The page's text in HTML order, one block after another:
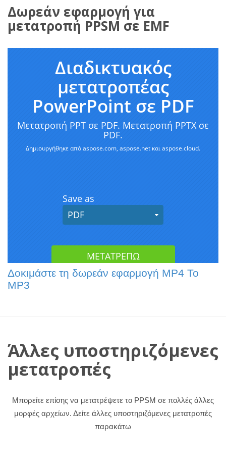
Δωρεάν εφαρμογή για
μετατροπή PPSM σε EMF
Δοκιμάστε τη δωρεάν εφαρμογή MP4 To
MP3
Άλλες υποστηριζόμενες
μετατροπές
Μπορείτε επίσης να μετατρέψετε το PPSM σε πολλές άλλες
μορφές αρχείων. Δείτε άλλες υποστηριζόμενες μετατροπές
παρακάτω